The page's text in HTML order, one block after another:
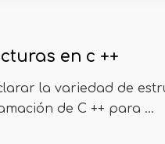
en c ++
la variedad de
de C ++ para ...